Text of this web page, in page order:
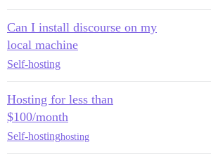
Can I install discourse on my
local machine
Self-hosting
Hosting for less than
$100/month
Self-hostinghosting